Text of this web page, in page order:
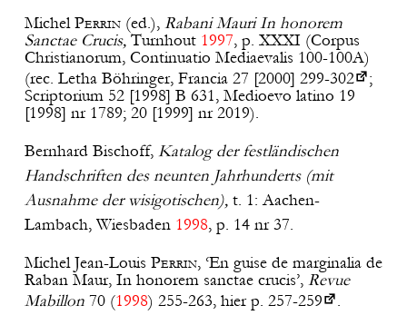
MichelPerrin(ed.), Rabani Mauri In honorem
Sanctae Crucis, Turnhout 1997, p. XXXI (Corpus
Christianorum, Continuatio Mediaevalis 100-100A)
(rec. Letha Böhringer, Francia 27 [2000] 299-302
;
Scriptorium 52 [1998] B 631, Medioevo latino 19
[1998] nr 1789; 20 [1999] nr 2019).
Bernhard Bischoff, Katalog der festländischen
Handschriften des neunten Jahrhunderts (mit
Ausnahme der wisigotischen), t. 1: Aachen-
Lambach, Wiesbaden 1998, p. 14 nr 37.
Michel Jean-Louis Perrin, ‘En guise de marginalia de
Raban Maur, In honorem sanctae crucis’, Revue
Mabillon 70 (1998) 255-263, hier p. 257-259
.